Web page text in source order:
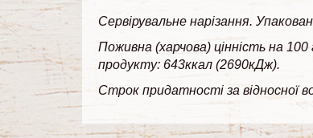
Сервірувальне нарізання.
Поживна (харчова) цінність на
продукту: 643ккал (2690кДж).
Строк придатності за відносної